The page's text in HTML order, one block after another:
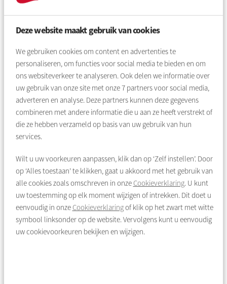
Deze website maakt gebruik van cookies
We gebruiken cookies om content en advertenties te
personaliseren, om functies voor social media te bieden en om
ons websiteverkeer te analyseren. Ook delen we informatie over
uw gebruik van onze site met onze7 partners voor social media,
adverteren en analyse. Deze partners kunnen deze gegevens
combineren met andere informatie die u aan ze heeft verstrekt of
die ze hebben verzameld op basis van uw gebruik van hun
services.
Wilt u uw voorkeuren aanpassen, klik dan op ‘Zelf instellen’. Door
op ‘Alles toestaan’ te klikken, gaat u akkoord met het gebruik van
alle cookies zoals omschreven in onze Cookieverklaring. U kunt
uw toestemming op elk moment wijzigen of intrekken. Dit doet u
eenvoudig in onze Cookieverklaringof klik op het zwart met witte
symbool linksonder op de website. Vervolgens kunt u eenvoudig
uw cookievoorkeuren bekijken en wijzigen.
Eerste bewoners verhuizen naar de nieuwbouw.
Hierna starten we met de tweede fase. Op de plek
waar nu de kleine woningen van de Fokkemast
staan, bouwen we nieuwe woningen.
Blijf op de hoogte!
Interesse in de nieuwbouw op Parlevinkerplein? Meld u aan
voor onze nieuwsbrief. Dan houden we u op de hoogte bij
ontwikkelingen rond de nieuwbouw op Parlevinkerplein.